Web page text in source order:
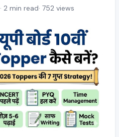
· 2 min read· 752 views